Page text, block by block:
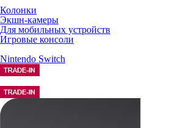
Колонки
Экшн-камеры
Для мобильных устройств
Игровые консоли
Nintendo Switch